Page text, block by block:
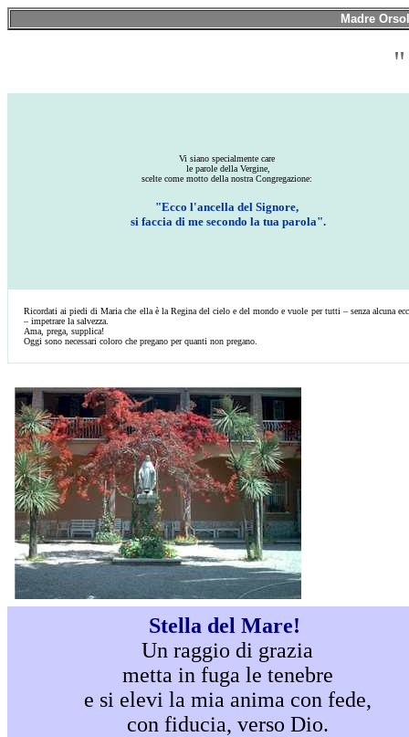
Madre
Vi siano specialmente care
le parole della Vergine,
scelte come motto della nostra Congregazione:
"Ecco l'ancella del Signore,
si faccia di me secondo la tua parola".
Ricordati ai piedi di Maria che ella è la Regina del cielo e del mondo e vuole per tutti – senza alcuna
– impetrare la salvezza.
Ama, prega, supplica!
Oggi sono necessari coloro che pregano per quanti non pregano.
Stella del Mare!
Un raggio di grazia
metta in fuga le tenebre
e si elevi la mia anima con fede,
con fiducia, verso Dio.